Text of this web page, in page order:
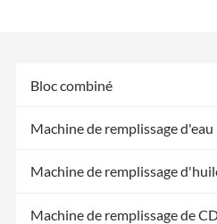
Bloc combiné
Machine de remplissage d'eau
Machine de remplissage
Machine de remplissage de